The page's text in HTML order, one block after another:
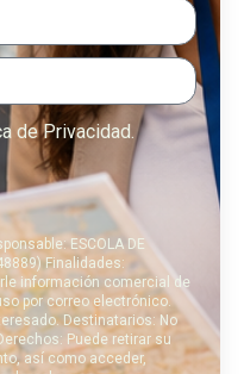
de Privacidad.
ESCOLA DE
Finalidades:
información comercial de
por correo electrónico.
Destinatarios: No
Puede retirar su
así como acceder,